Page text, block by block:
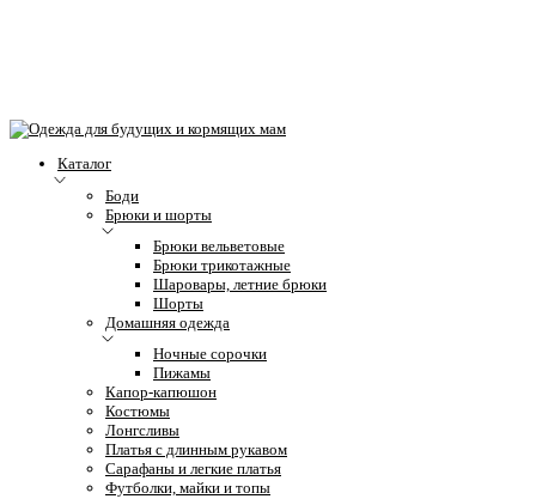
Каталог
Боди
Брюки и шорты
Брюки вельветовые
Брюки трикотажные
Шаровары, летние брюки
Шорты
Домашняя одежда
Ночные сорочки
Пижамы
Капор-капюшон
Костюмы
Лонгсливы
Платья с длинным рукавом
Сарафаны и легкие платья
Футболки, майки и топы